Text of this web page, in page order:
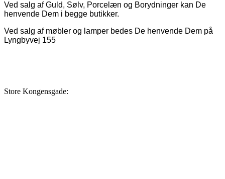
Ved salg af Guld, Sølv, Porcelæn og Borydninger kan De
henvende Dem i begge butikker.
Ved salg af møbler og lamper bedes De henvende Dem på
Lyngbyvej 155
Store Kongensgade: